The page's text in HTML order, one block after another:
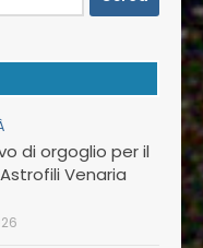
di orgoglio per il
Venaria